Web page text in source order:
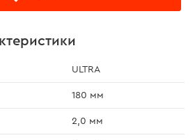
ULTRA
180 мм
2,0 мм